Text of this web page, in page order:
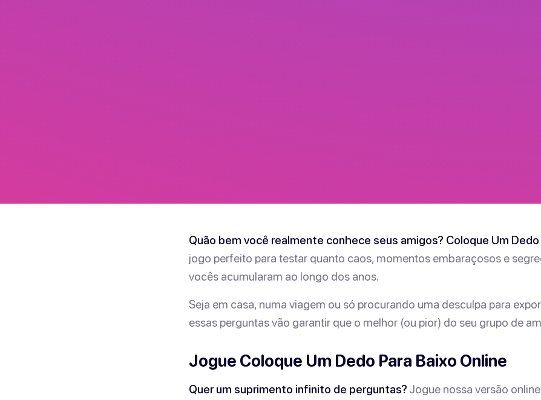
Quão bem você realmente conhece seus amigos? Coloque Um Dedo
jogo perfeito para testar quanto caos, momentos embaraçosos e
vocês acumularam ao longo dos anos.
Seja em casa, numa viagem ou só procurando uma desculpa para
essas perguntas vão garantir que o melhor (ou pior) do seu grupo de
Jogue Coloque Um Dedo Para Baixo Online
Quer um suprimento infinito de perguntas? Jogue nossa versão